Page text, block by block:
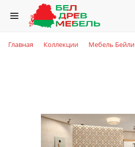
Главная Коллекции Мебель Бейли